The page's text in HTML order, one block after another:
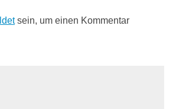
sein, um einen Kommentar